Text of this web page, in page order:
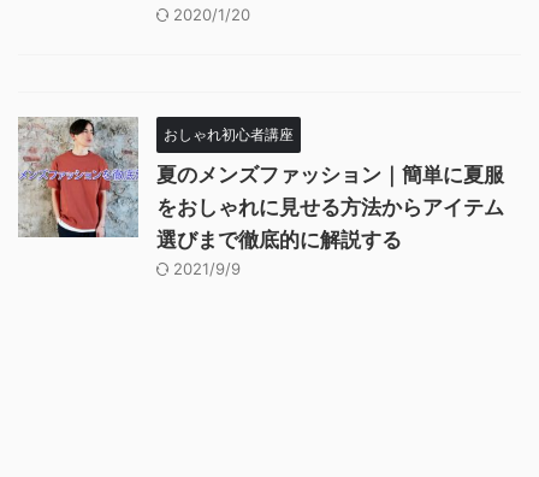
2020/1/20
おしゃれ初心者講座
夏のメンズファッション｜簡単に夏服
をおしゃれに見せる方法からアイテム
選びまで徹底的に解説する
2021/9/9